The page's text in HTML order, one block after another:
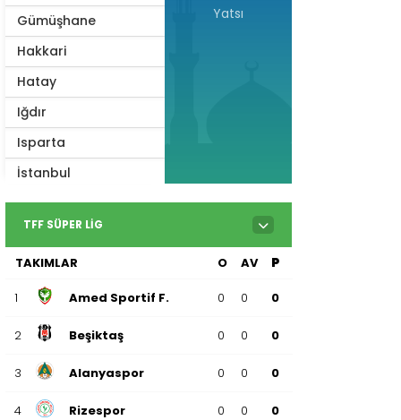
Gümüşhane
Hakkari
Hatay
Iğdır
Isparta
İstanbul
İzmir
Kahramanmaraş
Karabük
Karaman
Kars
Kayseri
Kilis
Yatsı
TFF SÜPER LIG
TAKIMLAR O AV P
1 Amed Sportif F. 0 0 0
2 Beşiktaş 0 0 0
3 Alanyaspor 0 0 0
4 Rizespor 0 0 0